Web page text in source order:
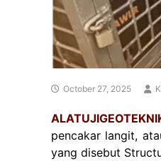
October 27, 2025
pencakar langit,
yang disebut